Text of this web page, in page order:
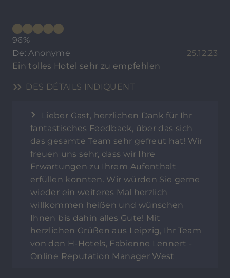
96%
De: Anonyme
25.12.23
Ein tolles Hotel sehr zu empfehlen
DES DÉTAILS INDIQUENT
Lieber Gast, herzlichen Dank für Ihr
fantastisches Feedback, über das sich
das gesamte Team sehr gefreut hat! Wir
freuen uns sehr, dass wir Ihre
Erwartungen zu Ihrem Aufenthalt
erfüllen konnten. Wir würden Sie gerne
wieder ein weiteres Mal herzlich
willkommen heißen und wünschen
Ihnen bis dahin alles Gute! Mit
herzlichen Grüßen aus Leipzig, Ihr Team
von den H-Hotels, Fabienne Lennert -
Online Reputation Manager West